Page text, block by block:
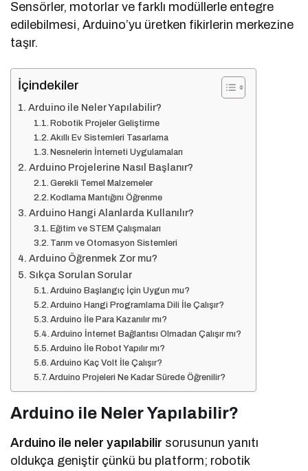
Sensörler, motorlar ve farklı modüllerle entegre
edilebilmesi, Arduino’yu üretken fikirlerin merkezine
taşır.
İçindekiler
Arduino ile Neler Yapılabilir?
Robotik Projeler Geliştirme
Akıllı Ev Sistemleri Tasarlama
Nesnelerin İnterneti Uygulamaları
Arduino Projelerine Nasıl Başlanır?
Gerekli Temel Malzemeler
Kodlama Mantığını Öğrenme
Arduino Hangi Alanlarda Kullanılır?
Eğitim ve STEM Çalışmaları
Tarım ve Otomasyon Sistemleri
Arduino Öğrenmek Zor mu?
Sıkça Sorulan Sorular
Arduino Başlangıç İçin Uygun mu?
Arduino Hangi Programlama Dili İle Çalışır?
Arduino İle Para Kazanılır mı?
Arduino İnternet Bağlantısı Olmadan Çalışır mı?
Arduino İle Robot Yapılır mı?
Arduino Kaç Volt İle Çalışır?
Arduino Projeleri Ne Kadar Sürede Öğrenilir?
Arduino ile Neler Yapılabilir?
Arduino ile neler yapılabilir sorusunun yanıtı
oldukça geniştir çünkü bu platform; robotik